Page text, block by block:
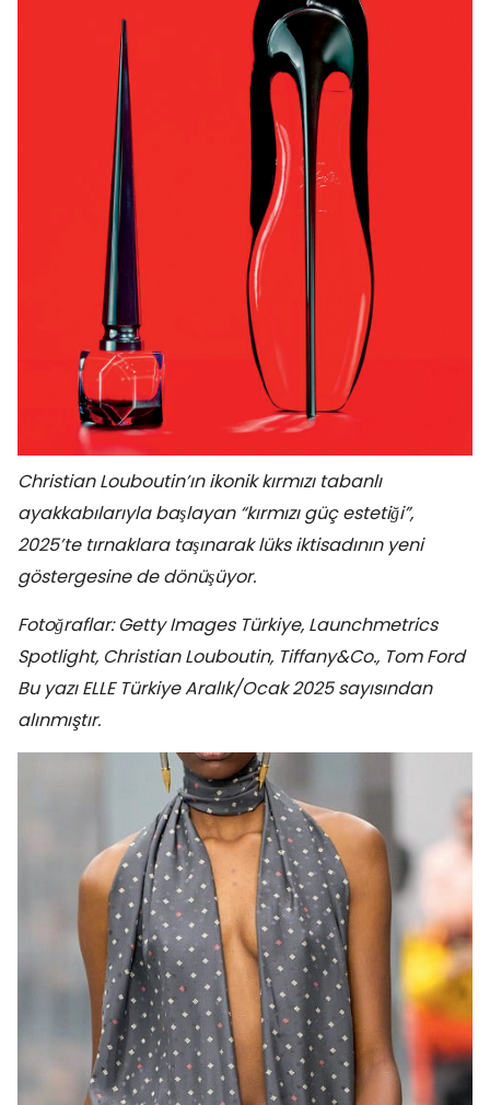
Christian Louboutin’ın ikonik kırmızı tabanlı
ayakkabılarıyla başlayan “kırmızı güç estetiği”,
2025’te tırnaklara taşınarak lüks iktisadının yeni
göstergesine de dönüşüyor.
Fotoğraflar: Getty Images Türkiye, Launchmetrics
Spotlight, Christian Louboutin, Tiffany&Co., Tom Ford
Bu yazı ELLE Türkiye Aralık/Ocak 2025 sayısından
alınmıştır.